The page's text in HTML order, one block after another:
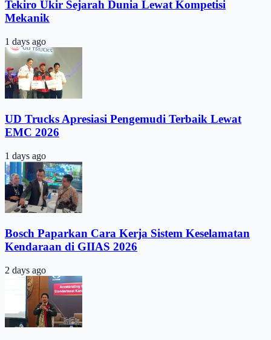
Tekiro Ukir Sejarah Dunia Lewat Kompetisi
Mekanik
1 days ago
UD Trucks Apresiasi Pengemudi Terbaik Lewat
EMC 2026
1 days ago
Bosch Paparkan Cara Kerja Sistem Keselamatan
Kendaraan di GIIAS 2026
2 days ago